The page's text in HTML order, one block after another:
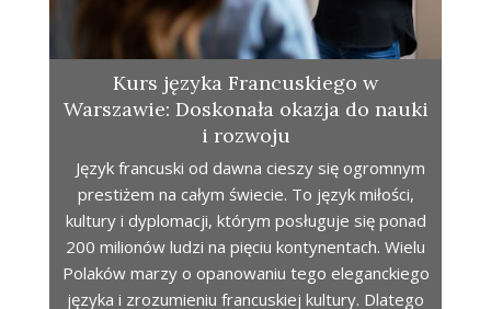
Kurs języka Francuskiego w
Warszawie: Doskonała okazja do nauki
i rozwoju
Język francuski od dawna cieszy się ogromnym
prestiżem na całym świecie. To język miłości,
kultury i dyplomacji, którym posługuje się ponad
200 milionów ludzi na pięciu kontynentach. Wielu
Polaków marzy o opanowaniu tego eleganckiego
języka i zrozumieniu francuskiej kultury. Dlatego